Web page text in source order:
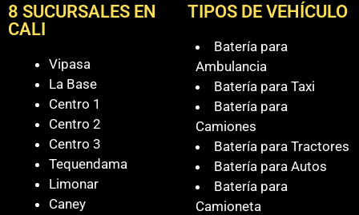
8 SUCURSALES EN
CALI
Vipasa
La Base
Centro 1
Centro 2
Centro 3
Tequendama
Limonar
Caney
TIPOS DE VEHÍCULO
Batería para
Ambulancia
Batería para Taxi
Batería para
Camiones
Batería para Tractores
Batería para Autos
Batería para
Camioneta